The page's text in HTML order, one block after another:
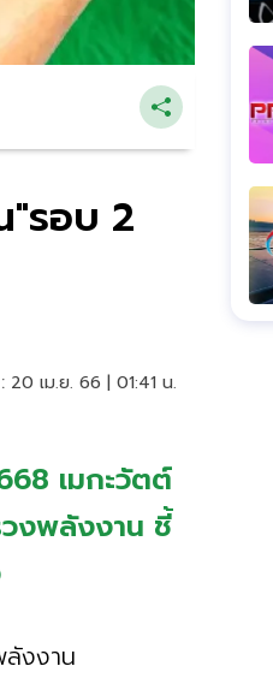
"รอบ 2
20 เม.ย. 66 | 01:41 น.
เมกะวัตต์
งพลังงาน ชี้
งงาน